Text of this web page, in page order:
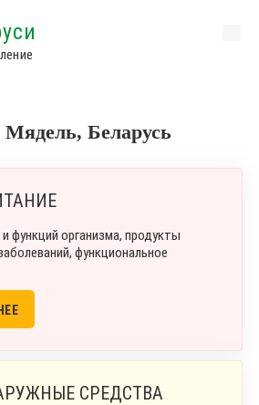
Беларусь
функций организма, продукты
функциональное
СРЕДСТВА